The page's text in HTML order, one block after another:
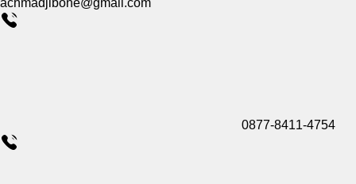
achmadjibone@gmail.com
0877-8411-4754